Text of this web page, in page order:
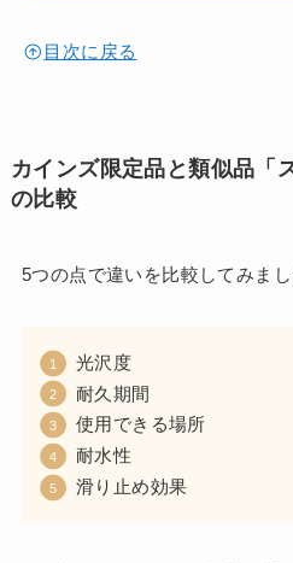
目次に戻る
カインズ限定品と類似品「
の比較
5つの点で違いを比較してみまし
光沢度
耐久期間
使用できる場所
耐水性
滑り止め効果